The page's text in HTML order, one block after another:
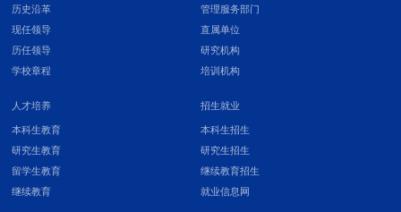
历史沿革
现任领导
历任领导
学校章程
管理服务部门
直属单位
研究机构
培训机构
人才培养
本科生教育
研究生教育
留学生教育
继续教育
招生就业
本科生招生
研究生招生
继续教育招生
就业信息网